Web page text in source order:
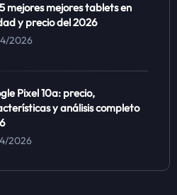
mejores mejores tablets en
y precio del 2026
2026
Pixel 10a: precio,
y análisis completo
2026